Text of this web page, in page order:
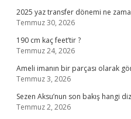
2025 yaz transfer dönemi ne
Temmuz 30, 2026
190 cm kaç feet’tir ?
Temmuz 24, 2026
Ameli imanın bir parçası olarak
Temmuz 3, 2026
Sezen Aksu’nun son bakış hangi
Temmuz 2, 2026